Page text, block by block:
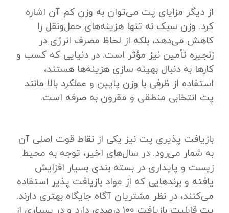
از دیگر مزایای پت می‌توان به وزن کم آن اشاره
کرد. وزن سبک نه‌ تنها هزینه‌های حمل‌ونقل را
کاهش می‌دهد، بلکه از لحاظ مصرف انرژی در
زنجیره تأمین نیز مؤثر است. در دنیایی که کسب‌ و
کارها به دنبال بهینه ‌سازی هزینه‌ها هستند،
استفاده از ظرفی با وزن پایین و عملکرد بالا مانند
پت انتخابی منطقی و مقرون ‌به ‌صرفه است.
بازیافت‌ پذیری پت نیز یکی از نقاط قوت اصلی آن
به شمار می‌رود. در سال‌های اخیر، توجه به محیط‌
زیست و پایداری در بسته ‌بندی بسیار افزایش
یافته و برندهایی که از مواد بازیافت ‌پذیر استفاده
می‌کنند، در نظر مشتریان آگاه جایگاه بهتری دارند.